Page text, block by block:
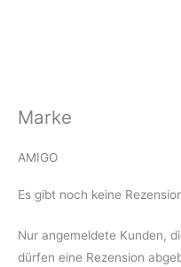
Marke
AMIGO
Es gibt noch keine
Nur angemeldete Kunden,
dürfen eine Rezension